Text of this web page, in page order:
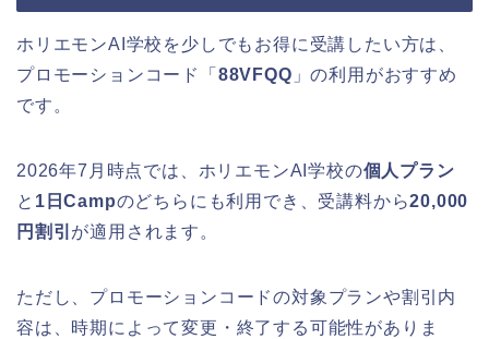
ホリエモンAI学校を少しでもお得に受講したい方は、
プロモーションコード「 88VFQQ 」の利用がおすすめ
です。
2026年7月時点では、ホリエモンAI学校の個人プラン
と 1日Campのどちらにも利用でき、受講料から20,000
円割引 が適用されます。
ただし、プロモーションコードの対象プランや割引内
容は、時期によって変更・終了する可能性がありま